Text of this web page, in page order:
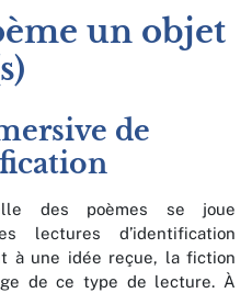
un objet
de
des poèmes se joue
lectures d’identification
à une idée reçue, la fiction
de ce type de lecture. À